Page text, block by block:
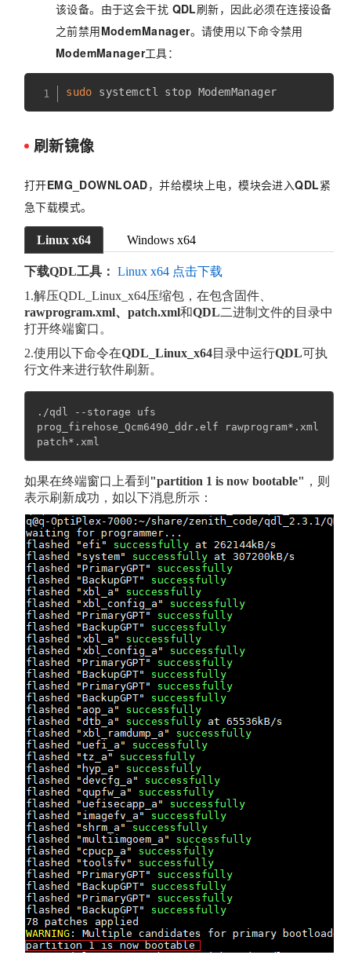
该设备。由于这会干扰 QDL刷新，因此必须在连接设备
之前禁用ModemManager。请使用以下命令禁用
ModemManager工具：
sudo
刷新镜像
打开EMG_DOWNLOAD，并给模块上电，模块会进入QDL紧
急下载模式。